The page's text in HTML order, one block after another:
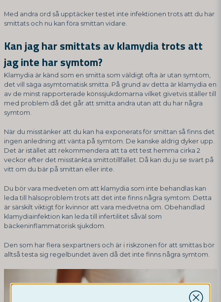
Med andra ord så upptäcker testet inte infektionen trots att du har
smittats och nu kan föra smittan vidare.
Kan jag har smittats av klamydia trots att
jag inte har symtom?
Klamydia är känd som en smitta som väldigt ofta är utan symtom,
det vill säga asymtomatisk smitta. På grund av detta är klamydia en
av de minst rapporterade könssjukdomarna vilket givetvis ställer till
med problem då det går att smitta andra utan att du har några
symtom.
När du misstänker att du kan ha exponerats för smittan så finns det
ingen anledning att vänta på symtom. De kanske aldrig dyker upp.
Det är istället att rekommendera att ta ett test hemma cirka 2
veckor efter det misstänkta smittotillfället. Då kan du ju se svart på
vitt om du bär på smittan eller inte.
Du bör vara medveten om att klamydia som inte behandlas kan
leda till hälsoproblem trots att det inte finns några symtom. Detta
är särskilt viktigt för kvinnor att vara medvetna om. Obehandlad
klamydiainfektion kan leda till infertilitet såväl som
bäckeninflammatorisk sjukdom.
Den som har flera sexpartners och är i riskzonen för att smittas bör
alltså testa sig regelbundet även då det inte finns några symtom.